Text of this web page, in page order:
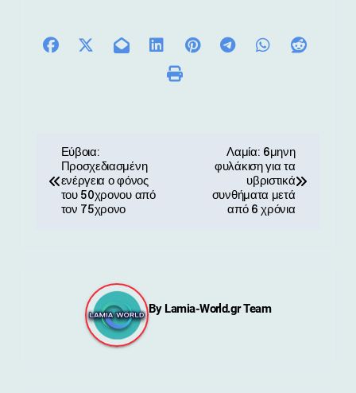
Εύβοια:
Προσχεδιασμένη
ενέργεια ο φόνος
του 50χρονου από
τον 75χρονο
Λαμία: 6μηνη
φυλάκιση για τα
υβριστικά
συνθήματα μετά
από 6 χρόνια
By Lamia-World.gr Team